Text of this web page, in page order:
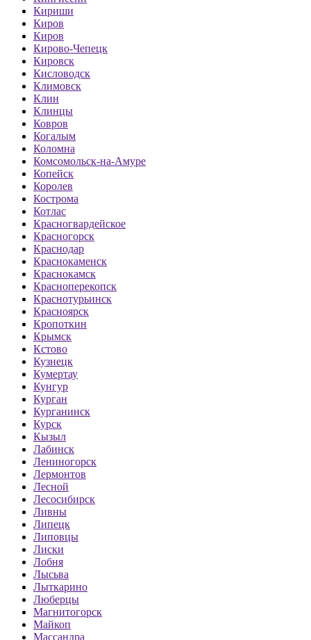
Кириши
Киров
Киров
Кирово-Чепецк
Кировск
Кисловодск
Климовск
Клин
Клинцы
Ковров
Когалым
Коломна
Комсомольск-на-Амуре
Копейск
Королев
Кострома
Котлас
Красногвардейское
Красногорск
Краснодар
Краснокаменск
Краснокамск
Красноперекопск
Краснотурьинск
Красноярск
Кропоткин
Крымск
Кстово
Кузнецк
Кумертау
Кунгур
Курган
Курганинск
Курск
Кызыл
Лабинск
Лениногорск
Лермонтов
Лесной
Лесосибирск
Ливны
Липецк
Липовцы
Лиски
Лобня
Лысьва
Лыткарино
Люберцы
Магнитогорск
Майкоп
Массандра